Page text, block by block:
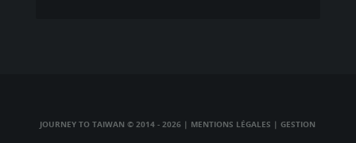
JOURNEY TO TAIWAN © 2014 - 2026 | MENTIONS LÉGALES |GESTION